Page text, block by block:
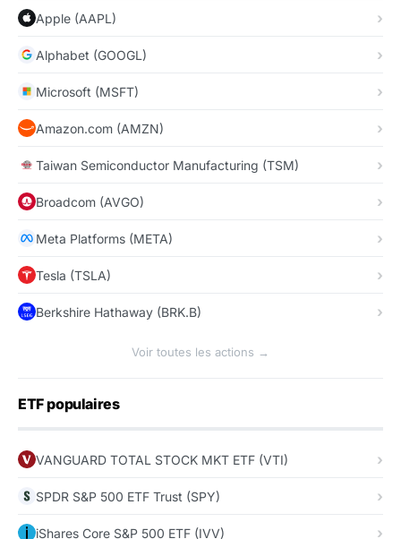
Apple (AAPL)
Alphabet (GOOGL)
Microsoft (MSFT)
Amazon.com (AMZN)
Taiwan Semiconductor Manufacturing (TSM)
Broadcom (AVGO)
Meta Platforms (META)
Tesla (TSLA)
Berkshire Hathaway (BRK.B)
Voir toutes les actions →
ETF populaires
VANGUARD TOTAL STOCK MKT ETF (VTI)
SPDR S&P 500 ETF Trust (SPY)
iShares Core S&P 500 ETF (IVV)